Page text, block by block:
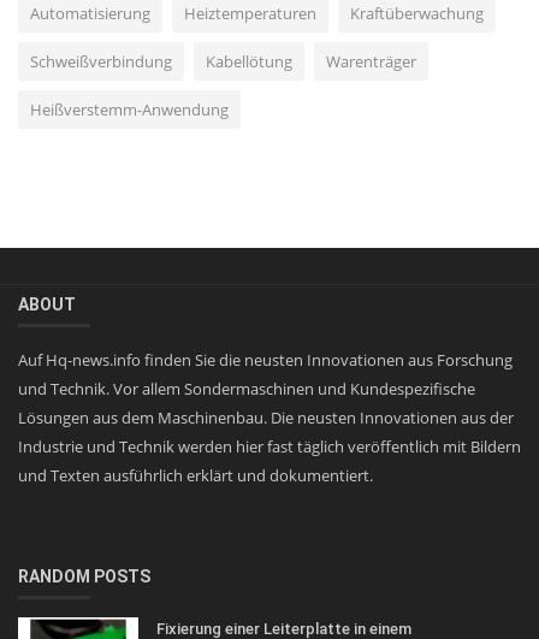
Automatisierung Heiztemperaturen Kraftüberwachung
Schweißverbindung Kabellötung Warenträger
Heißverstemm-Anwendung
ABOUT
Auf Hq-news.info finden Sie die neusten Innovationen aus Forschung
und Technik. Vor allem Sondermaschinen und Kundespezifische
Lösungen aus dem Maschinenbau. Die neusten Innovationen aus der
Industrie und Technik werden hier fast täglich veröffentlich mit Bildern
und Texten ausführlich erklärt und dokumentiert.
RANDOM POSTS
Fixierung einer Leiterplatte in einem